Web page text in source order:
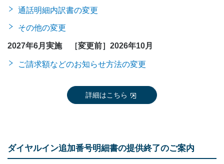
通話明細内訳書の変更
その他の変更
2027年6月実施 ［変更前］2026年10月
ご請求額などのお知らせ方法の変更
詳細はこちら
ダイヤルイン追加番号明細書の提供終了のご案内